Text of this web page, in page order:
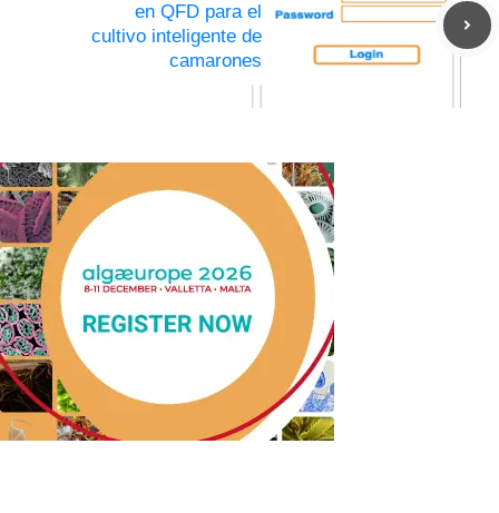
en QFD para el
cultivo inteligente de
camarones